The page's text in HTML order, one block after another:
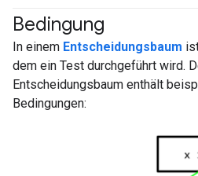
Bedingung
In einem Entscheidungsbaum
dem ein Test durchgeführt wird.
Entscheidungsbaum enthält
Bedingungen: